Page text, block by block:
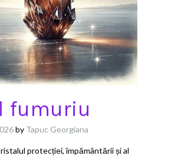
fumuriu
by Tapuc Georgiana
protecției, împământării și al